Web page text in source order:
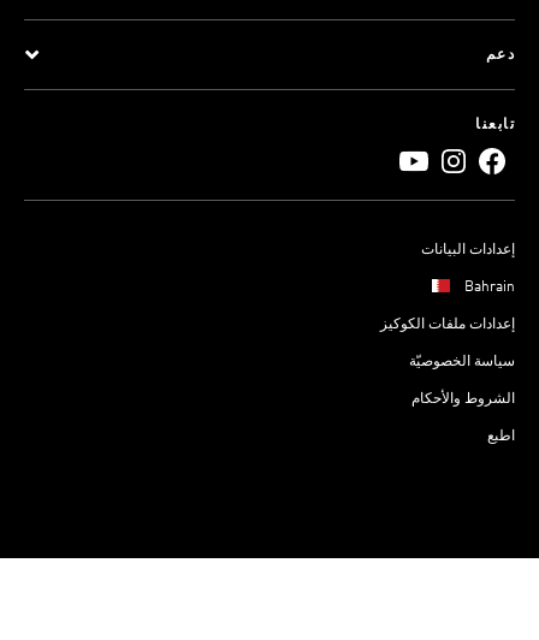
دعم
تابعنا
إعدادات البيانات
Bahrain
إعدادات ملفات الكوكيز
سياسة الخصوصيّة
الشروط والأحكام
اطبع